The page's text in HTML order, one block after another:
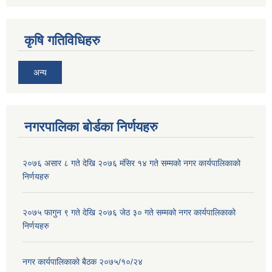
कृषि गतिविधिहरु
अन्य
नगरपालिका बोर्डका निर्णयहरु
२०७६ असार ८ गते देखि २०७६ मंसिर १४ गते सम्मको नगर कार्यपालिकाको
निर्णयहरु
२०७५ फागुन ९ गते देखि २०७६ जेठ ३० गते सम्मको नगर कार्यपालिकाको
निर्णयहरु
नगर कार्यपालिकाकाे बैठक २०७५/१०/२४